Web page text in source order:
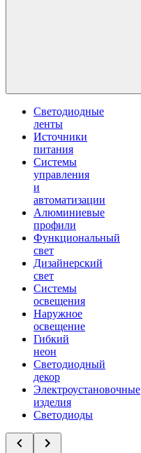
Светодиодные
ленты
Источники
питания
Системы
управления
и
автоматизации
Алюминиевые
профили
Функциональный
свет
Дизайнерский
свет
Системы
освещения
Наружное
освещение
Гибкий
неон
Светодиодный
декор
Электроустановочные
изделия
Светодиоды